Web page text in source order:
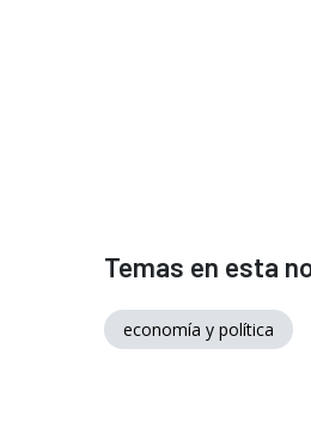
Temas en esta
economía y política